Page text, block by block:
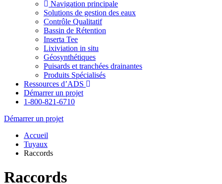
Navigation principale
Solutions de gestion des eaux
Contrôle Qualitatif
Bassin de Rétention
Inserta Tee
Lixiviation in situ
Géosynthétiques
Puisards et tranchées drainantes
Produits Spécialisés
Ressources d’ADS
Démarrer un projet
1-800-821-6710
Démarrer un projet
Accueil
Tuyaux
Raccords
Raccords